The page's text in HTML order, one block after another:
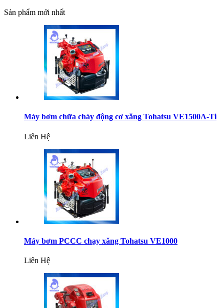
Sản phẩm mới nhất
Máy bơm chữa cháy động cơ xăng Tohatsu VE1500A-Ti
Liên Hệ
Máy bơm PCCC chạy xăng Tohatsu VE1000
Liên Hệ